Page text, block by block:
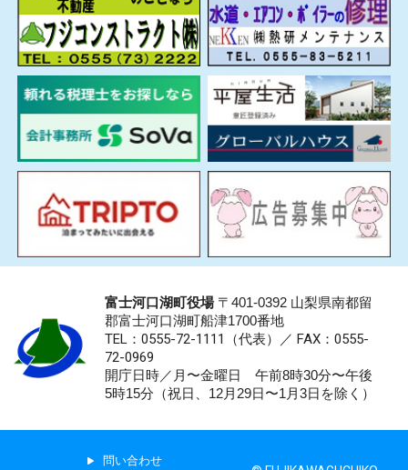
富士河口湖町役場〒401-0392 山梨県南都留
郡富士河口湖町船津1700番地
TEL：0555-72-1111 （代表）／ FAX：0555-
72-0969
開庁日時／月〜金曜日 午前8時30分〜午後
5時15分（祝日、12月29日〜1月3日を除く）
問い合わせ